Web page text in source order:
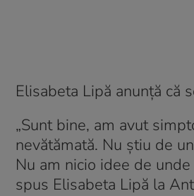
Elisabeta Lipă anunţă că
„Sunt bine, am avut
nevătămată. Nu ştiu de
Nu am nicio idee de
spus Elisabeta Lipă la